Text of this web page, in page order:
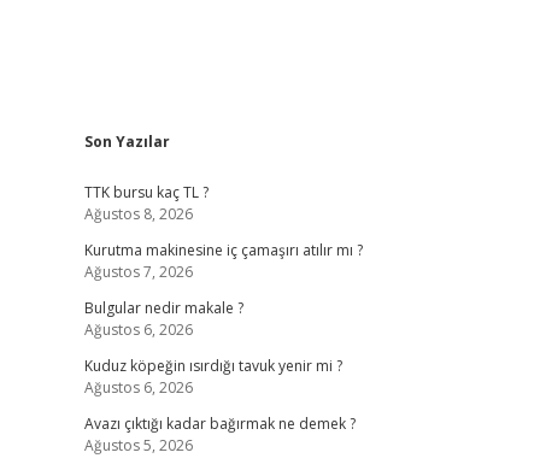
Sidebar
Son Yazılar
TTK bursu kaç TL ?
Ağustos 8, 2026
Kurutma makinesine iç çamaşırı atılır mı ?
Ağustos 7, 2026
Bulgular nedir makale ?
Ağustos 6, 2026
Kuduz köpeğin ısırdığı tavuk yenir mi ?
Ağustos 6, 2026
Avazı çıktığı kadar bağırmak ne demek ?
Ağustos 5, 2026